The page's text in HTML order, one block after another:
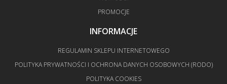
PROMOCJE
INFORMACJE
REGULAMIN SKLEPU INTERNETOWEGO
POLITYKA PRYWATNOŚCI I OCHRONA DANYCH OSOBOWYCH (RODO)
POLITYKA COOKIES